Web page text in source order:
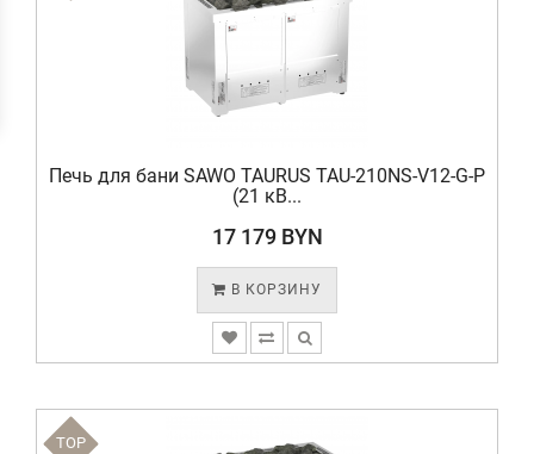
Печь для бани SAWO TAURUS TAU-210NS-V12-G-P
(21 кВ...
17 179 BYN
В КОРЗИНУ
TOP